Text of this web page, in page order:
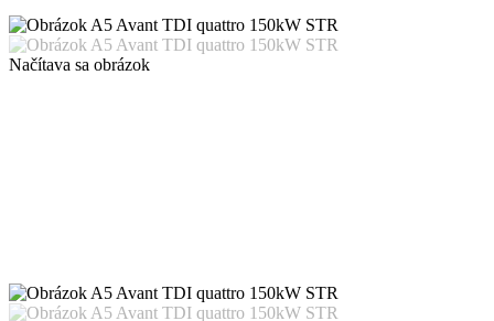
Načítava sa obrázok